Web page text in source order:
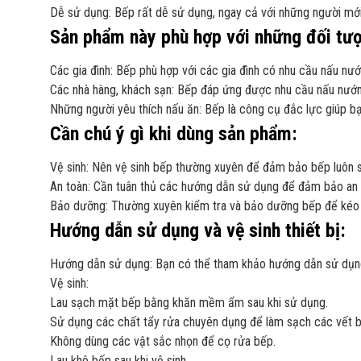
Dễ sử dụng: Bếp rất dễ sử dụng, ngay cả với những người
Sản phẩm này phù hợp với những đối
Các gia đình: Bếp phù hợp với các gia đình có nhu cầu nấu
Các nhà hàng, khách sạn: Bếp đáp ứng được nhu cầu nấu
Những người yêu thích nấu ăn: Bếp là công cụ đắc lực giúp
Cần chú ý gì khi dùng sản phẩm:
Vệ sinh: Nên vệ sinh bếp thường xuyên để đảm bảo bếp
An toàn: Cần tuân thủ các hướng dẫn sử dụng để đảm bảo
Bảo dưỡng: Thường xuyên kiểm tra và bảo dưỡng bếp để
Hướng dẫn sử dụng và vệ sinh thiết bị:
Hướng dẫn sử dụng: Bạn có thể tham khảo hướng dẫn sử
Vệ sinh:
Lau sạch mặt bếp bằng khăn mềm ẩm sau khi sử dụng.
Sử dụng các chất tẩy rửa chuyên dụng để làm sạch các vết
Không dùng các vật sắc nhọn để cọ rửa bếp.